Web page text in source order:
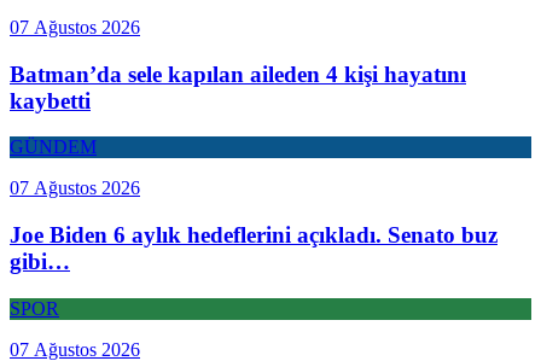
07 Ağustos 2026
Batman’da sele kapılan aileden 4 kişi hayatını
kaybetti
GÜNDEM
07 Ağustos 2026
Joe Biden 6 aylık hedeflerini açıkladı. Senato buz
gibi…
SPOR
07 Ağustos 2026